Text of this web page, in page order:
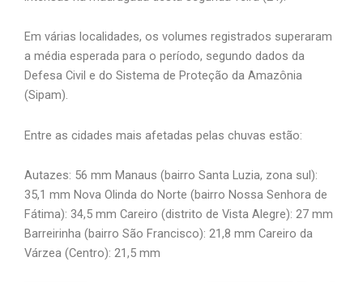
Em várias localidades, os volumes registrados superaram
a média esperada para o período, segundo dados da
Defesa Civil e do Sistema de Proteção da Amazônia
(Sipam).
Entre as cidades mais afetadas pelas chuvas estão:
Autazes: 56 mm Manaus (bairro Santa Luzia, zona sul):
35,1 mm Nova Olinda do Norte (bairro Nossa Senhora de
Fátima): 34,5 mm Careiro (distrito de Vista Alegre): 27 mm
Barreirinha (bairro São Francisco): 21,8 mm Careiro da
Várzea (Centro): 21,5 mm